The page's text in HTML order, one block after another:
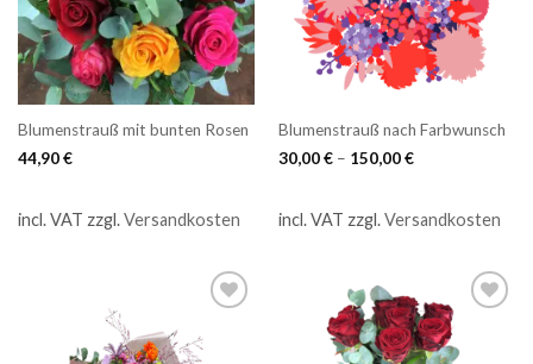
Blumenstrauß mit bunten Rosen
44,90€
incl. VAT zzgl.Versandkosten
Blumenstrauß nach Farbwunsch
30,00€– 150,00€
incl. VAT zzgl.Versandkosten